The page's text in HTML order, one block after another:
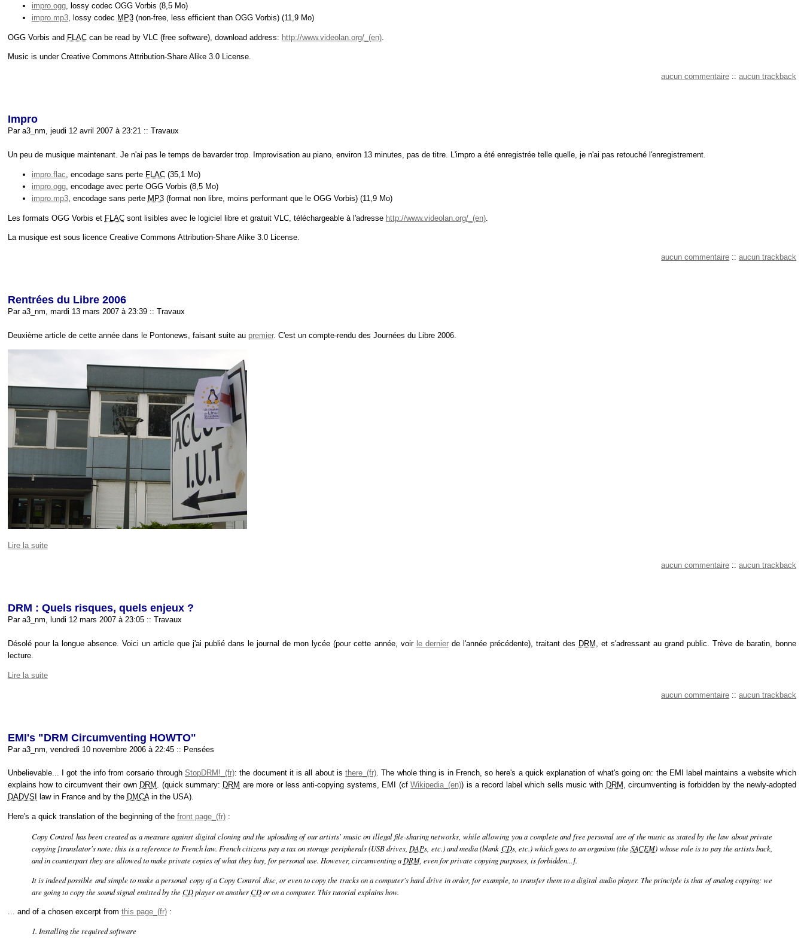
impro.ogg, lossy codec OGG Vorbis (8,5 Mo)
impro.mp3, lossy codec MP3(non-free, less efficient than OGG Vorbis) (11,9 Mo)
OGG Vorbis and FLACcan be read by VLC(free software), download address: http://www.videolan.org/ .
Music is under Creative Commons Attribution-Share Alike 3.0 License.
aucun commentaire :: aucun trackback
Impro
Par a3_nm, jeudi 12 avril 2007 à 23:21 :: Travaux
Un peu de musique maintenant. Je n'ai pas le temps de bavarder trop. Improvisation au piano, environ 13 minutes, pas de titre. L'impro a été enregistrée telle quelle, je n'ai pas retouché l'enregistrement.
impro.flac , encodage sans perte FLAC(35,1 Mo)
impro.ogg, encodage avec perte OGG Vorbis (8,5 Mo)
impro.mp3, encodage sans perte MP3(format non libre, moins performant que le OGG Vorbis) (11,9 Mo)
Les formats OGG Vorbis et FLACsont lisibles avec le logiciel libre et gratuit VLC, téléchargeable à l'adresse http://www.videolan.org/ .
La musique est sous licence Creative Commons Attribution-Share Alike 3.0 License.
aucun commentaire :: aucun trackback
Rentrées du Libre 2006
Par a3_nm, mardi 13 mars 2007 à 23:39 :: Travaux
Deuxième article de cette année dans le Pontonews, faisant suite au premier. C'est un compte-rendu des Journées du Libre 2006.
Lire la suite
aucun commentaire :: aucun trackback
DRM : Quels risques, quels enjeux ?
Par a3_nm, lundi 12 mars 2007 à 23:05 :: Travaux
Désolé pour la longue absence. Voici un article que j'ai publié dans le journal de mon lycée (pour cette année, voir le dernierde l'année précédente), traitant des DRM , et s'adressant au grand public. Trève de baratin, bonne
lecture.
Lire la suite
aucun commentaire :: aucun trackback
EMI's "DRM Circumventing HOWTO"
Par a3_nm, vendredi 10 novembre 2006 à 22:45 :: Pensées
Unbelievable... I got the info from corsario through StopDRM! : the document it is all about isthere
. The whole thing is in French, so here's a quick explanation of what's going on: the EMI label maintains a website which
explains how to circumvent their own DRM . (quick summary: DRM are more or less anti-copying systems, EMI (cfWikipedia ) is a record label which sells music with DRM , circumventing is forbidden by the newly-adopted
DADVSI
law in France and by the DMCAin the USA).
Here's a quick translation of the beginning of the front page :
Copy Control has been created as a measure against digital cloning and the uploading of our artists' music on illegal file-sharing networks, while allowing you a complete and free personal use of the music as stated by the law about private
copying [translator's note: this is a reference to French law. French citizens pay a tax on storage peripherals (USB drives, DAPs, etc.) and media (blank CDs, etc.) which goes to an organism (theSACEM) whose role is to pay the artists back,
and in counterpart they are allowed to make private copies of what they buy, for personal use. However, circumventing a DRM, even for private copying purposes, is forbidden...].
It is indeed possible and simple to make a personal copy of a Copy Control disc, or even to copy the tracks on a computer's hard drive in order, for example, to transfer them to a digital audio player. The principle is that of analog copying: we
are going to copy the sound signal emitted by theCDplayer on anotherCDor on a computer. This tutorial explains how.
... and of a chosen excerpt from this page :
1. Installing the required software